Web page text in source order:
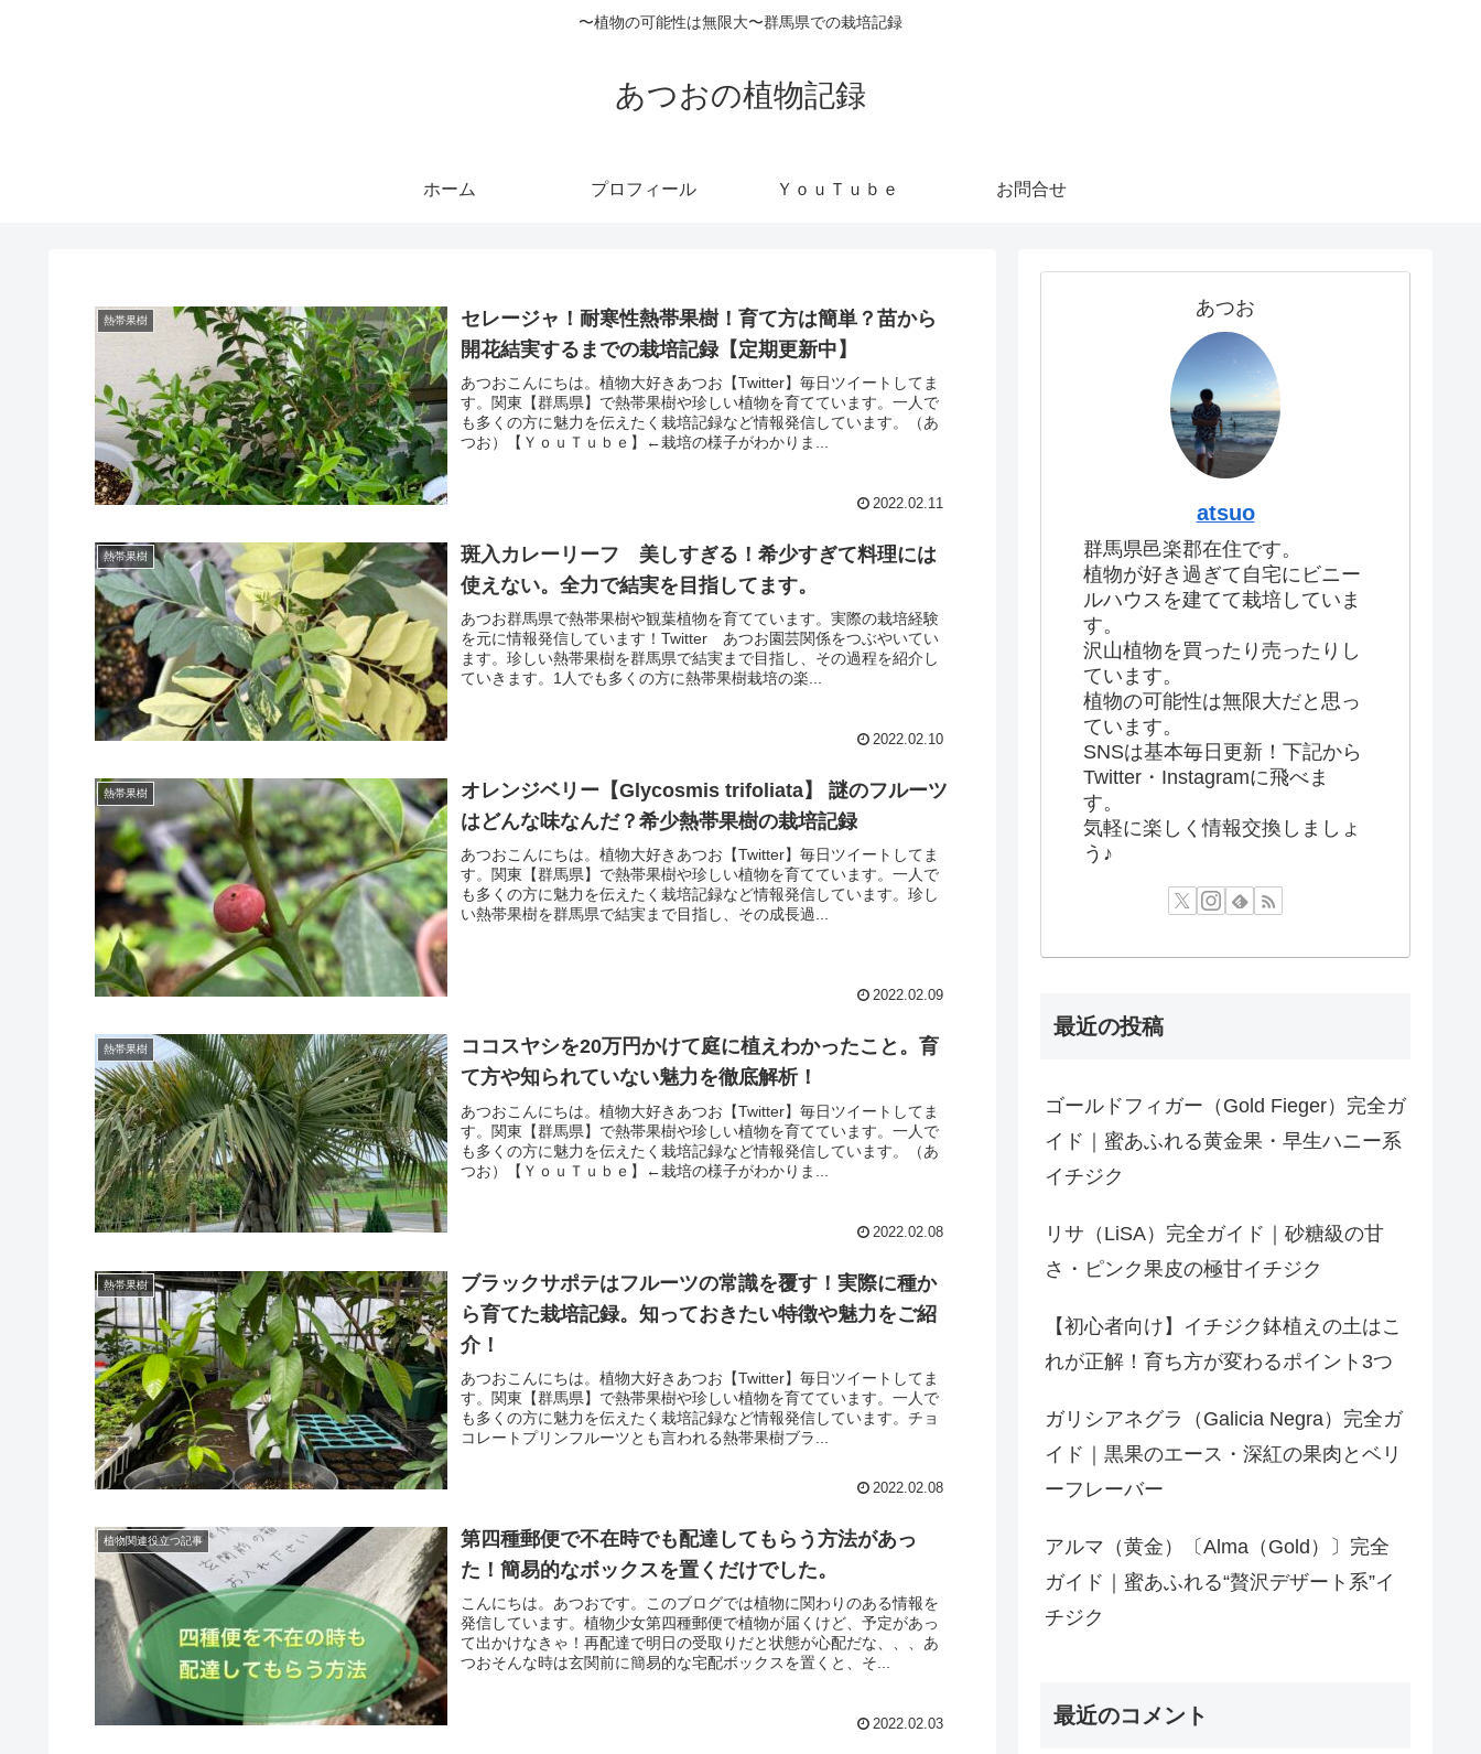
〜植物の可能性は無限大〜群馬県での栽培記録
あつおの植物記録
ホーム プロフィール ＹｏｕＴｕｂｅ お問合せ
熱帯果樹
セレージャ！耐寒性熱帯果樹！育て方は簡単？苗から
開花結実するまでの栽培記録【定期更新中】
あつおこんにちは。植物大好きあつお【Twitter】毎日ツイートしてま
す。関東【群馬県】で熱帯果樹や珍しい植物を育てています。一人で
も多くの方に魅力を伝えたく栽培記録など情報発信しています。（あ
つお）【ＹｏｕＴｕｂｅ】←栽培の様子がわかりま...
2022.02.11
熱帯果樹
斑入カレーリーフ 美しすぎる！希少すぎて料理には
使えない。全力で結実を目指してます。
あつお群馬県で熱帯果樹や観葉植物を育てています。実際の栽培経験
を元に情報発信しています！Twitter あつお園芸関係をつぶやいてい
ます。珍しい熱帯果樹を群馬県で結実まで目指し、その過程を紹介し
ていきます。1人でも多くの方に熱帯果樹栽培の楽...
2022.02.10
熱帯果樹
オレンジベリー【Glycosmis trifoliata】 謎のフルーツ
はどんな味なんだ？希少熱帯果樹の栽培記録
あつおこんにちは。植物大好きあつお【Twitter】毎日ツイートしてま
す。関東【群馬県】で熱帯果樹や珍しい植物を育てています。一人で
も多くの方に魅力を伝えたく栽培記録など情報発信しています。珍し
い熱帯果樹を群馬県で結実まで目指し、その成長過...
2022.02.09
熱帯果樹
ココスヤシを20万円かけて庭に植えわかったこと。育
て方や知られていない魅力を徹底解析！
あつおこんにちは。植物大好きあつお【Twitter】毎日ツイートしてま
す。関東【群馬県】で熱帯果樹や珍しい植物を育てています。一人で
も多くの方に魅力を伝えたく栽培記録など情報発信しています。（あ
つお）【ＹｏｕＴｕｂｅ】←栽培の様子がわかりま...
2022.02.08
熱帯果樹
ブラックサポテはフルーツの常識を覆す！実際に種か
ら育てた栽培記録。知っておきたい特徴や魅力をご紹
介！
あつおこんにちは。植物大好きあつお【Twitter】毎日ツイートしてま
す。関東【群馬県】で熱帯果樹や珍しい植物を育てています。一人で
も多くの方に魅力を伝えたく栽培記録など情報発信しています。チョ
コレートプリンフルーツとも言われる熱帯果樹ブラ...
2022.02.08
植物関連役立つ記事
第四種郵便で不在時でも配達してもらう方法があっ
た！簡易的なボックスを置くだけでした。
こんにちは。あつおです。このブログでは植物に関わりのある情報を
発信しています。植物少女第四種郵便で植物が届くけど、予定があっ
て出かけなきゃ！再配達で明日の受取りだと状態が心配だな、、、あ
つおそんな時は玄関前に簡易的な宅配ボックスを置くと、そ...
2022.02.03
あつお
atsuo
群馬県邑楽郡在住です。
植物が好き過ぎて自宅にビニー
ルハウスを建てて栽培していま
す。
沢山植物を買ったり売ったりし
ています。
植物の可能性は無限大だと思っ
ています。
SNSは基本毎日更新！下記から
Twitter・Instagramに飛べま
す。
気軽に楽しく情報交換しましょ
う♪
最近の投稿
ゴールドフィガー（Gold Fieger）完全ガ
イド｜蜜あふれる黄金果・早生ハニー系
イチジク
リサ（LiSA）完全ガイド｜砂糖級の甘
さ・ピンク果皮の極甘イチジク
【初心者向け】イチジク鉢植えの土はこ
れが正解！育ち方が変わるポイント3つ
ガリシアネグラ（Galicia Negra）完全ガ
イド｜黒果のエース・深紅の果肉とベリ
ーフレーバー
アルマ（黄金）〔Alma（Gold）〕完全
ガイド｜蜜あふれる“贅沢デザート系”イ
チジク
最近のコメント